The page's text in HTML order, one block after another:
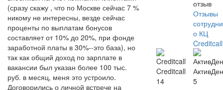
(сразу скажу , что по Москве сейчас 7 %
никому не интересны, везде сейчас
проценты по выплатам бонусов
составляет от 10% до 20%, при фонде
заработной платы в 30%--это база), но
так как общий доход по зарплате в
вакансии был указан более 100 тыс.
руб. в месяц, меня это устроило.
Договорились о личной встрече на
отзыв
Отзывы
о КЦ
Creditcall
Creditcall
14
5